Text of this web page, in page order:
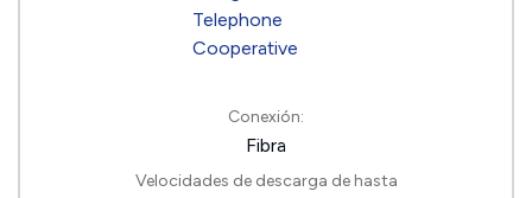
Conexión:
Fibra
Velocidades de descarga de hasta